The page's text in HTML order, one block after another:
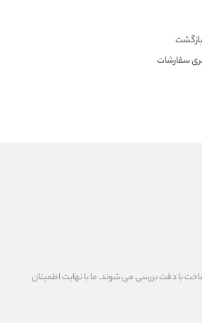
سفارشات
با دقت بررسى می شوند. ما با نهايت اطمينان